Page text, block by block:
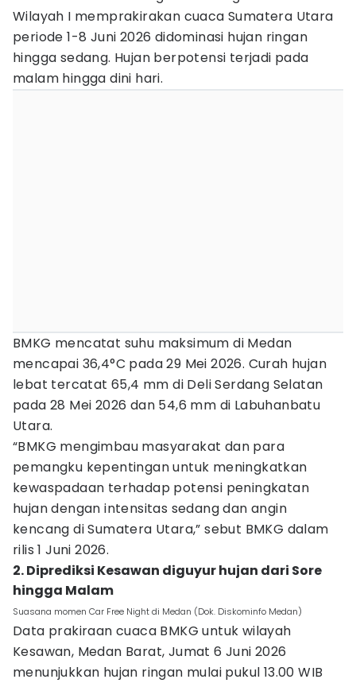
Wilayah I memprakirakan cuaca Sumatera Utara
periode 1-8 Juni 2026 didominasi hujan ringan
hingga sedang. Hujan berpotensi terjadi pada
malam hingga dini hari.
BMKG mencatat suhu maksimum di Medan
mencapai 36,4°C pada 29 Mei 2026. Curah hujan
lebat tercatat 65,4 mm di Deli Serdang Selatan
pada 28 Mei 2026 dan 54,6 mm di Labuhanbatu
Utara.
“BMKG mengimbau masyarakat dan para
pemangku kepentingan untuk meningkatkan
kewaspadaan terhadap potensi peningkatan
hujan dengan intensitas sedang dan angin
kencang di Sumatera Utara,” sebut BMKG dalam
rilis 1 Juni 2026.
2. Diprediksi Kesawan diguyur hujan dari Sore
hingga Malam
Suasana momen Car Free Night di Medan (Dok. Diskominfo Medan)
Data prakiraan cuaca BMKG untuk wilayah
Kesawan, Medan Barat, Jumat 6 Juni 2026
menunjukkan hujan ringan mulai pukul 13.00 WIB